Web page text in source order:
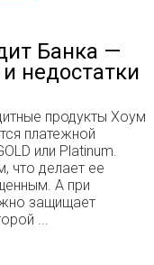
Банка —
недостатки
продукты Хоум
платежной
или Platinum.
что делает ее
А при
защищает
...